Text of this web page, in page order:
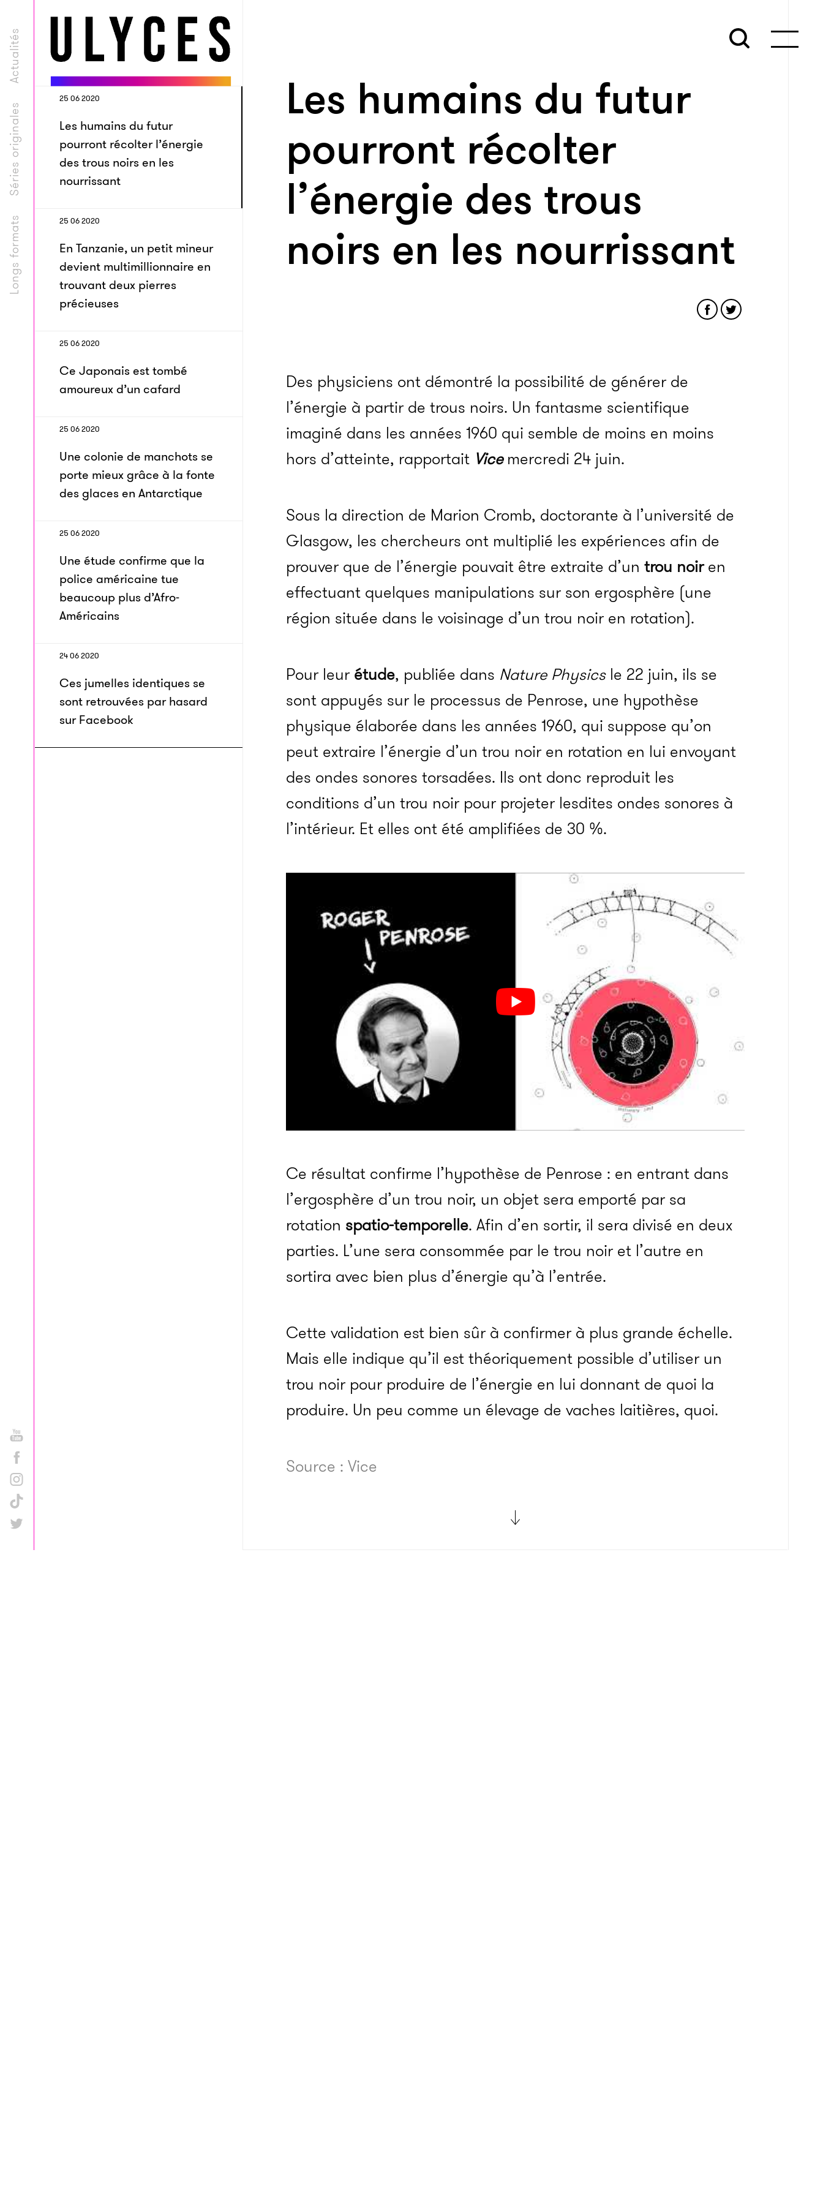
Longs formats
Séries originales
Actualités
25 06 2020
Les humains du futur
pourront récolter l’énergie
des trous noirs en les
nourrissant
25 06 2020
En Tanzanie, un petit mineur
devient multimillionnaire en
trouvant deux pierres
précieuses
25 06 2020
Ce Japonais est tombé
amoureux d’un cafard
25 06 2020
Une colonie de manchots se
porte mieux grâce à la fonte
des glaces en Antarctique
25 06 2020
Une étude confirme que la
police américaine tue
beaucoup plus d’Afro-
Américains
24 06 2020
Ces jumelles identiques se
sont retrouvées par hasard
sur Facebook
Les humains du futur
pourront récolter
l’énergie des trous
noirs en les nourrissant
Des physiciens ont démontré la possibilité de générer de
l’énergie à partir de trous noirs. Un fantasme scientifique
imaginé dans les années 1960 qui semble de moins en moins
hors d’atteinte, rapportait Vicemercredi 24 juin.
Sous la direction de Marion Cromb, doctorante à l’université de
Glasgow, les chercheurs ont multiplié les expériences afin de
prouver que de l’énergie pouvait être extraite d’un trou noiren
effectuant quelques manipulations sur son ergosphère (une
région située dans le voisinage d’un trou noir en rotation).
Pour leur étude, publiée dans Nature Physicsle 22 juin, ils se
sont appuyés sur le processus de Penrose, une hypothèse
physique élaborée dans les années 1960, qui suppose qu’on
peut extraire l’énergie d’un trou noir en rotation en lui envoyant
des ondes sonores torsadées. Ils ont donc reproduit les
conditions d’un trou noir pour projeter lesdites ondes sonores à
l’intérieur. Et elles ont été amplifiées de 30 %.
Ce résultat confirme l’hypothèse de Penrose : en entrant dans
l’ergosphère d’un trou noir, un objet sera emporté par sa
rotation spatio-temporelle. Afin d’en sortir, il sera divisé en deux
parties. L’une sera consommée par le trou noir et l’autre en
sortira avec bien plus d’énergie qu’à l’entrée.
Cette validation est bien sûr à confirmer à plus grande échelle.
Mais elle indique qu’il est théoriquement possible d’utiliser un
trou noir pour produire de l’énergie en lui donnant de quoi la
produire. Un peu comme un élevage de vaches laitières, quoi.
Source : Vice